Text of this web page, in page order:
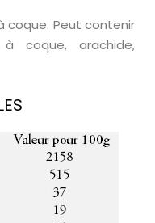
coque. Peut contenir
coque, arachide,